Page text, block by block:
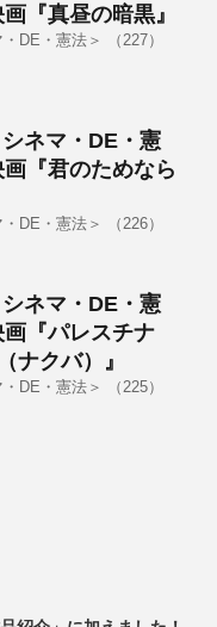
『真昼の暗黒』
DE・憲法＞ （227）
ネマ・DE・憲
『君のためなら
DE・憲法＞ （226）
ネマ・DE・憲
『パレスチナ
ナクバ）』
DE・憲法＞ （225）